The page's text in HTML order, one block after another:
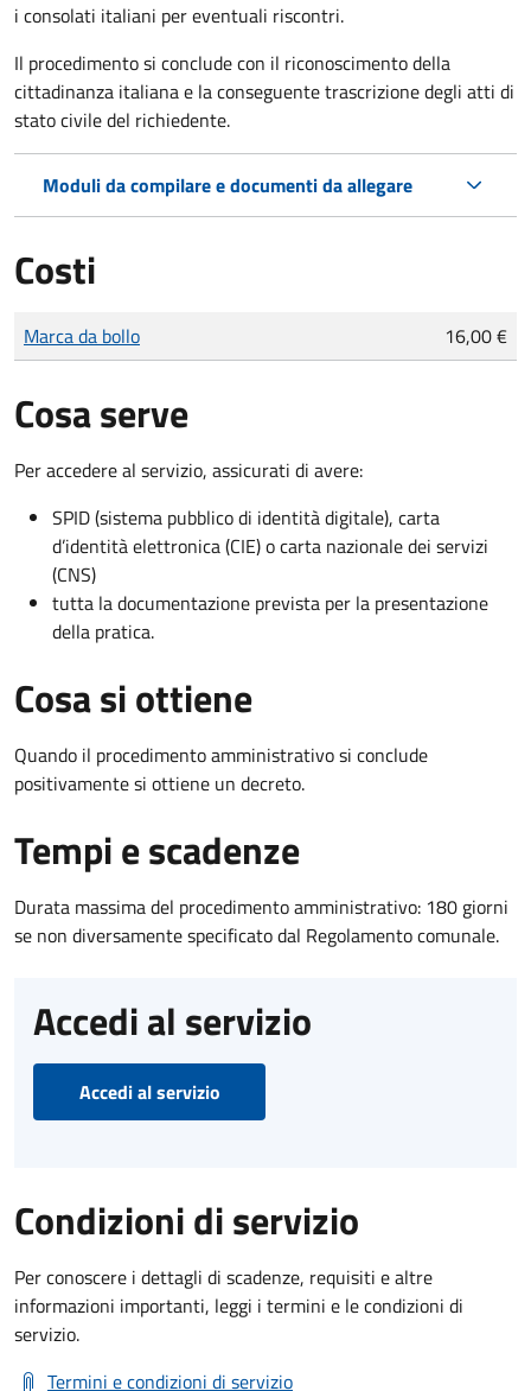
i consolati italiani per eventuali riscontri.
Il procedimento si conclude con il riconoscimento della
cittadinanza italiana e la conseguente trascrizione degli atti di
stato civile del richiedente.
Moduli da compilare e documenti da allegare
Costi
Tipo di pagamento
Importo
Marca da bollo 16,00 €
Cosa serve
Per accedere al servizio, assicurati di avere:
SPID (sistema pubblico di identità digitale), carta
d’identità elettronica (CIE) o carta nazionale dei servizi
(CNS)
tutta la documentazione prevista per la presentazione
della pratica.
Cosa si ottiene
Quando il procedimento amministrativo si conclude
positivamente si ottiene un decreto.
Tempi e scadenze
Durata massima del procedimento amministrativo: 180 giorni
se non diversamente specificato dal Regolamento comunale.
Accedi al servizio
Accedi al servizio
Condizioni di servizio
Per conoscere i dettagli di scadenze, requisiti e altre
informazioni importanti, leggi i termini e le condizioni di
servizio.
Termini e condizioni di servizio